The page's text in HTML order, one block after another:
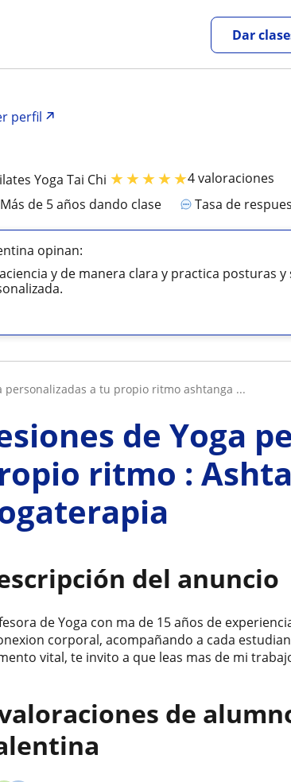
Dar
perfil
Yoga Tai Chi ★★★★★4 valoraciones
más de 5 años dando clase Tasa de
opinan:
y de manera clara y practica posturas
personalizadas a tu propio ritmo ashtanga ...
de Yoga
ritmo :
del anuncio
de Yoga con ma de 15 años de
corporal, acompañando a cada
vital, te invito a que leas mas de mi
de